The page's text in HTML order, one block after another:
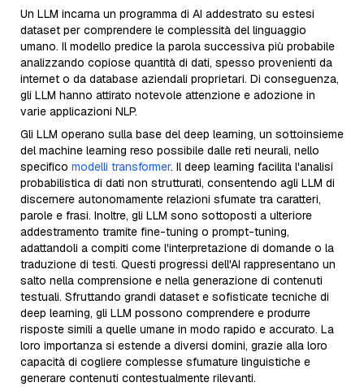
Un LLM incarna un programma di AI addestrato su estesi
dataset per comprendere le complessità del linguaggio
umano. Il modello predice la parola successiva più probabile
analizzando copiose quantità di dati, spesso provenienti da
internet o da database aziendali proprietari. Di conseguenza,
gli LLM hanno attirato notevole attenzione e adozione in
varie applicazioni NLP.
Gli LLM operano sulla base del deep learning, un sottoinsieme
del machine learning reso possibile dalle reti neurali, nello
specifico modelli transformer. Il deep learning facilita l'analisi
probabilistica di dati non strutturati, consentendo agli LLM di
discernere autonomamente relazioni sfumate tra caratteri,
parole e frasi. Inoltre, gli LLM sono sottoposti a ulteriore
addestramento tramite fine-tuning o prompt-tuning,
adattandoli a compiti come l'interpretazione di domande o la
traduzione di testi. Questi progressi dell'AI rappresentano un
salto nella comprensione e nella generazione di contenuti
testuali. Sfruttando grandi dataset e sofisticate tecniche di
deep learning, gli LLM possono comprendere e produrre
risposte simili a quelle umane in modo rapido e accurato. La
loro importanza si estende a diversi domini, grazie alla loro
capacità di cogliere complesse sfumature linguistiche e
generare contenuti contestualmente rilevanti.